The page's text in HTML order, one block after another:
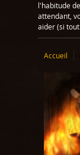
l'habitude
attendant,
aider (si
Accueil